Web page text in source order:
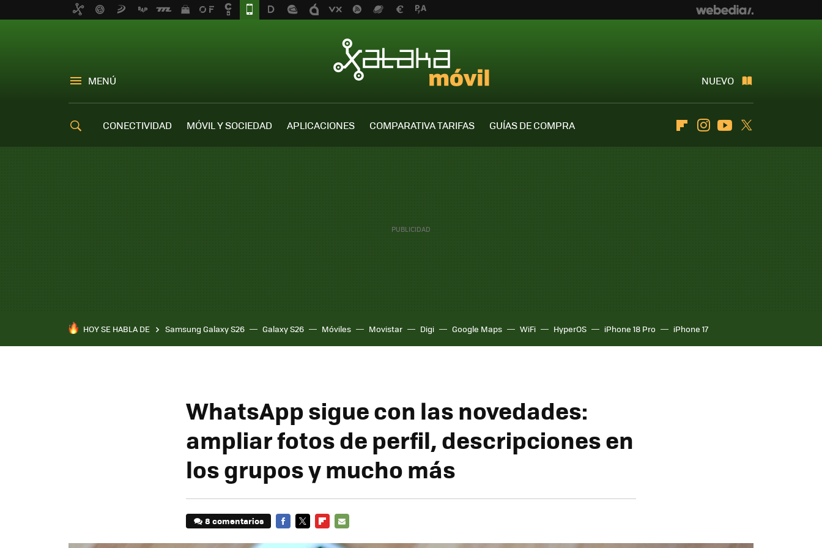
MENÚ NUEVO
CONECTIVIDAD MÓVIL Y SOCIEDAD APLICACIONES COMPARATIVA TARIFAS
GUÍAS DE COMPRA
FlipboardInstagramYoutube
HOY SE HABLA DE Samsung Galaxy S26 Galaxy S26 Móviles Movistar Digi Google Maps WiFi HyperOS iPhone 18 Pro iPhone 17
WhatsApp sigue con las novedades:
ampliar fotos de perfil, descripciones en
los grupos y mucho más
8 comentarios